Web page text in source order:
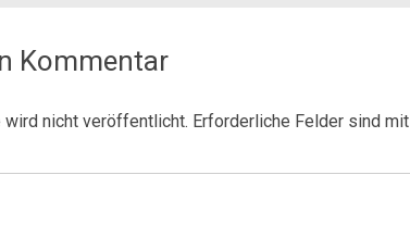
Kommentar
nicht veröffentlicht. Erforderliche Felder sind mit